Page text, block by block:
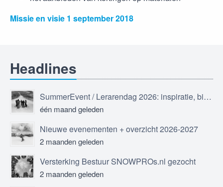
Missie en visie 1 september 2018
Headlines
SummerEvent / Lerarendag 2026: inspiratie, bijscholing en ontmoeting
één maand geleden
Nieuwe evenementen + overzicht 2026-2027
2 maanden geleden
Versterking Bestuur SNOWPROs.nl gezocht
2 maanden geleden